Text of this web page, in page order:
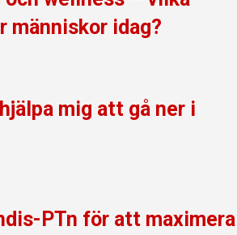
människor idag?
mig att gå ner i
PTn för att maximera